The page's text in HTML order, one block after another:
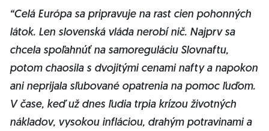
“Celá Európa sa pripravuje na rast cien pohonných
látok. Len slovenská vláda nerobí nič. Najprv sa
chcela spoľahnúť na samoreguláciu Slovnaftu,
potom chaosila s dvojitými cenami nafty a napokon
ani neprijala sľubované opatrenia na pomoc ľuďom.
V čase, keď už dnes ľudia trpia krízou životných
nákladov, vysokou infláciou, drahým potravinami a